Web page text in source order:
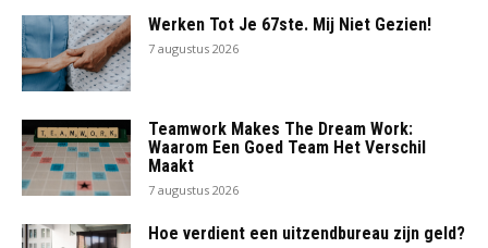
Werken Tot Je 67ste. Mij Niet Gezien!
7 augustus 2026
Teamwork Makes The Dream Work:
Waarom Een Goed Team Het Verschil
Maakt
7 augustus 2026
Hoe verdient een uitzendbureau zijn geld?